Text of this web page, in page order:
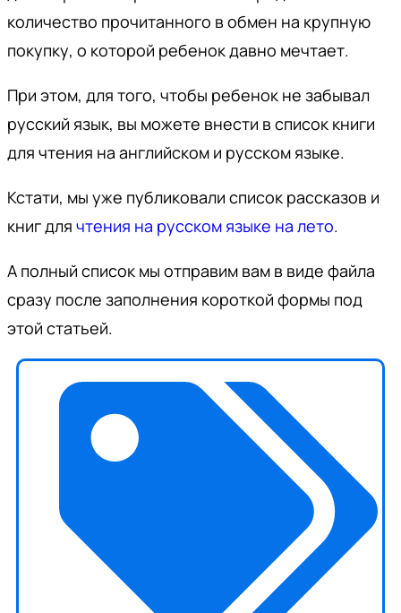
количество прочитанного в обмен на крупную
покупку, о которой ребенок давно мечтает.
При этом, для того, чтобы ребенок не забывал
русский язык, вы можете внести в список книги
для чтения на английском и русском языке.
Кстати, мы уже публиковали список рассказов и
книг для чтения на русском языке на лето.
А полный список мы отправим вам в виде файла
сразу после заполнения короткой формы под
этой статьей.